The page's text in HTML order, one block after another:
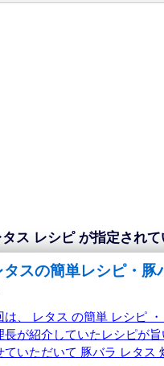
タス レシピ が指定され
タスの簡単レシピ・
は、 レタス の簡単 レシピ
長が紹介していたレシピが
ていただいて 豚バラ レタス